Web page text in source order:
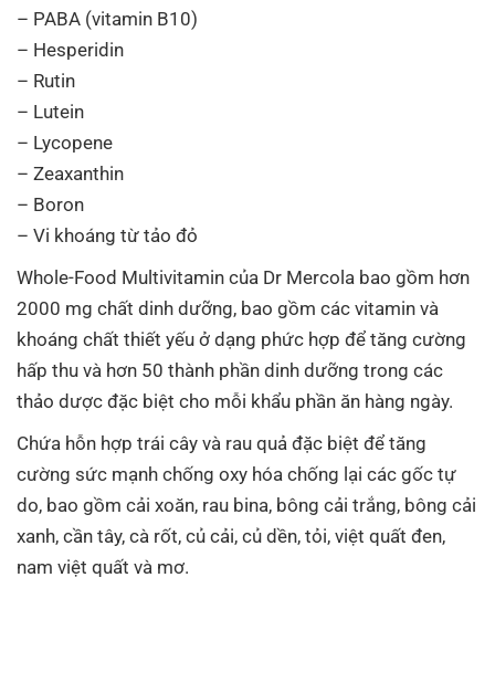
– PABA (vitamin B10)
– Hesperidin
– Rutin
– Lutein
– Lycopene
– Zeaxanthin
– Boron
– Vi khoáng từ tảo đỏ
Whole-Food Multivitamin của Dr Mercola bao gồm hơn
2000 mg chất dinh dưỡng, bao gồm các vitamin và
khoáng chất thiết yếu ở dạng phức hợp để tăng cường
hấp thu và hơn 50 thành phần dinh dưỡng trong các
thảo dược đặc biệt cho mỗi khẩu phần ăn hàng ngày.
Chứa hỗn hợp trái cây và rau quả đặc biệt để tăng
cường sức mạnh chống oxy hóa chống lại các gốc tự
do, bao gồm cải xoăn, rau bina, bông cải trắng, bông cải
xanh, cần tây, cà rốt, củ cải, củ dền, tỏi, việt quất đen,
nam việt quất và mơ.